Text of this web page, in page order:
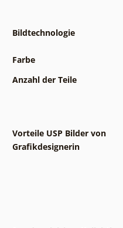
Bildtechnologie
Farbe
Anzahl der Teile
Vorteile USP Bilder von
Grafikdesignerin